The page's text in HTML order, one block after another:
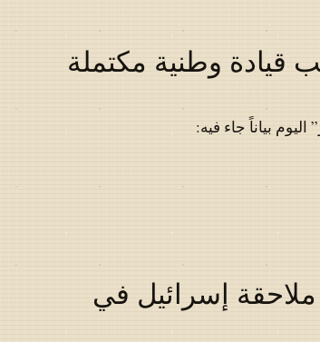
قيادة وطنية مكتملة
بياناً جاء فيه:
ملاحقة إسرائيل في